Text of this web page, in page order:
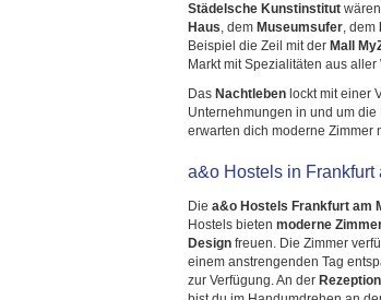
Städelsche Kunstinstitut
Haus, dem Museumsufer, dem
Beispiel die Zeil mit der Mall
Markt mit Spezialitäten aus aller
Das Nachtleben lockt mit einer
Unternehmungen in und um
erwarten dich moderne Zimmer
a&o Hostels in Frankfurt
Die a&o Hostels Frankfurt am
Hostels bieten moderne
Design freuen. Die Zimmer
einem anstrengenden Tag
zur Verfügung. An der Rezeption